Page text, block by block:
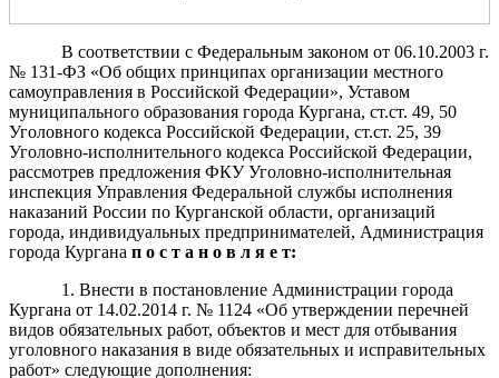
В соответствии с Федеральным законом от 06.10.2003 г.
№ 131-ФЗ «Об общих принципах организации местного
самоуправления в Российской Федерации», Уставом
муниципального образования города Кургана, ст.ст. 49, 50
Уголовного кодекса Российской Федерации, ст.ст. 25, 39
Уголовно-исполнительного кодекса Российской Федерации,
рассмотрев предложения ФКУ Уголовно-исполнительная
инспекция Управления Федеральной службы исполнения
наказаний России по Курганской области, организаций
города, индивидуальных предпринимателей, Администрация
города Кургана п о с т а н о в л я е т:
1. Внести в постановление Администрации города
Кургана от 14.02.2014 г. № 1124 «Об утверждении перечней
видов обязательных работ, объектов и мест для отбывания
уголовного наказания в виде обязательных и исправительных
работ» следующие дополнения: